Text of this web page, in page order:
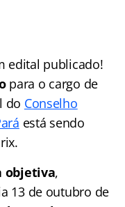
edital publicado!
para o cargo de
do Conselho
está sendo
objetiva,
13 de outubro de